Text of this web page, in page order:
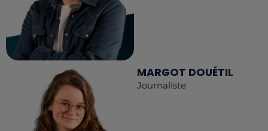
MARGOT DOUÉTIL
Journaliste